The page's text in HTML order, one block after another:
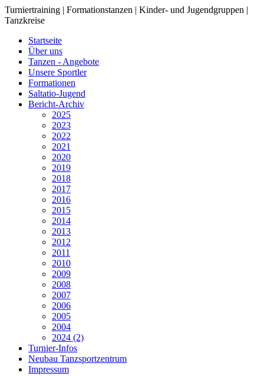
Turniertraining | Formationstanzen | Kinder- und Jugendgruppen |
Tanzkreise
Startseite
Über uns
Tanzen - Angebote
Unsere Sportler
Formationen
Saltatio-Jugend
Bericht-Archiv
2025
2023
2022
2021
2020
2019
2018
2017
2016
2015
2014
2013
2012
2011
2010
2009
2008
2007
2006
2005
2004
2024 (2)
Turnier-Infos
Neubau Tanzsportzentrum
Impressum